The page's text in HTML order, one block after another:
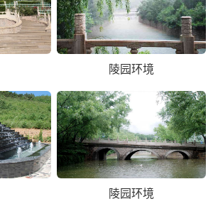
陵园环境
陵园环境